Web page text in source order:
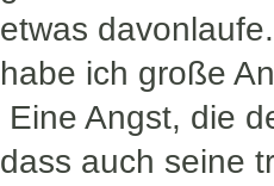
etwas
habe ich große
Eine Angst, die
dass auch seine